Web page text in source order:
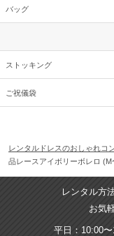
バッグ
ストッキング
ご祝儀袋
レンタルドレスのおしゃれコ
品レースアイボリーボレロ (M
レンタル方
お気
平日：10:00